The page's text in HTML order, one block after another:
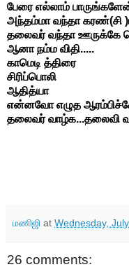
பேரை எல்லாம்
அந்தம்மா வந்தா கரண்(சி
தலைவர் வந்தா ஊருக்கே
ஆனா நம்ம விதி.....
காமெடி த்திரை
சிரிப்பொலி
ஆதித்யா
என்னவோ எழுத
தலைவர் வாழ்க...தலைவி
மணிஜி at Wednesday,
26 comments: